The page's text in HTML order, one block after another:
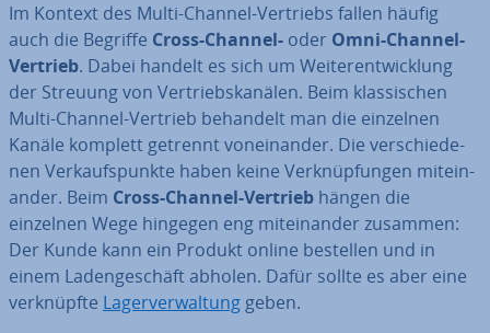
Im Kontext des Multi-Channel-Vertriebs fallen häufig
auch die Begriffe Cross-Channel- oder Omni-Channel-
Vertrieb. Dabei handelt es sich um Wei­ter­ent­wick­lung
der Streuung von Ver­triebs­ka­nä­len. Beim klas­si­schen
Multi-Channel-Vertrieb behandelt man die einzelnen
Kanäle komplett getrennt von­ein­an­der. Die ver­schie­de­
nen Ver­kaufs­punk­te haben keine Ver­knüp­fun­gen mit­ein­
an­der. Beim Cross-Channel-Vertrieb hängen die
einzelnen Wege hingegen eng mit­ein­an­der zusammen:
Der Kunde kann ein Produkt online bestellen und in
einem La­den­ge­schäft abholen. Dafür sollte es aber eine
ver­knüpf­te La­ger­ver­wal­tung geben.